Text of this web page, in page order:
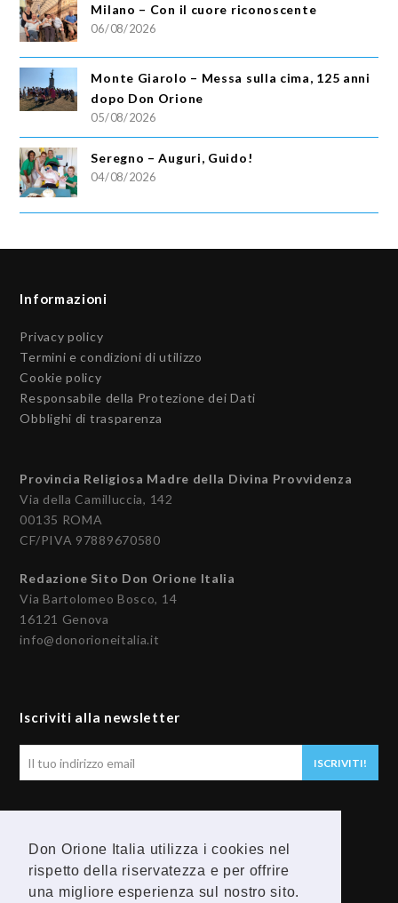
Don Orione Italia utilizza i cookies nel
rispetto della riservatezza e per offrire
una migliore esperienza sul nostro sito.
Milano – Con il cuore riconoscente
06/08/2026
Monte Giarolo – Messa sulla cima, 125 anni
dopo Don Orione
05/08/2026
Seregno – Auguri, Guido!
04/08/2026
Informazioni
Privacy policy
Termini e condizioni di utilizzo
Cookie policy
Responsabile della Protezione dei Dati
Obblighi di trasparenza
Provincia Religiosa Madre della Divina Provvidenza
Via della Camilluccia, 142
00135 ROMA
CF/PIVA 97889670580
Redazione Sito Don Orione Italia
Via Bartolomeo Bosco, 14
16121 Genova
info@donorioneitalia.it
Iscriviti alla newsletter
ISCRIVITI!
F
Y